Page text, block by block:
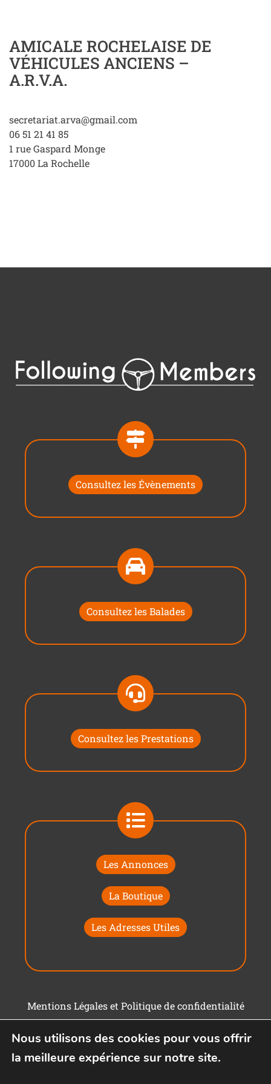
AMICALE ROCHELAISE DE
VÉHICULES ANCIENS –
A.R.V.A.
secretariat.arva@gmail.com
06 51 21 41 85
1 rue Gaspard Monge
17000La Rochelle
Consultez les Évènements
Consultez les Balades
Consultez les Prestations
Les Annonces
La Boutique
Les Adresses Utiles
Mentions Légales et Politique de confidentialité
Nous utilisons des cookies pour vous offrir
la meilleure expérience sur notre site.